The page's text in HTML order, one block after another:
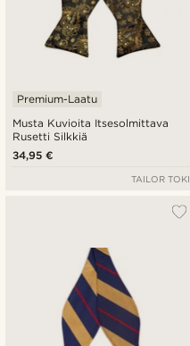
Musta Kuvioita Itsesolmittava
Rusetti Silkkiä
Premium-Laatu
34,95 €
TAILOR TOKI